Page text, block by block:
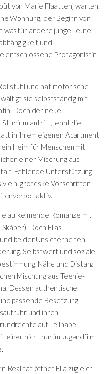
von Marie Flaatten) warten.
Wohnung, der Beginn von
für andere junge Leute
und
entschlossene Protagonistin
und hat motorische
sie selbstständig mit
Doch der neue
Studium antritt, lehnt die
in ihrem eigenen Apartment
Heim für Menschen mit
einer Mischung aus
Fehlende Unterstützung
ein, groteske Vorschriften
aktiv.
aufkeimende Romanze mit
Doch Ellas
beider Unsicherheiten
Selbstwert und soziale
Nähe und Distanz
Mischung aus Teenie-
Dessen authentische
passende Besetzung
und ihren
auf Teilhabe,
einer nicht nur im Jugendfilm
Realität öffnet Ella zugleich